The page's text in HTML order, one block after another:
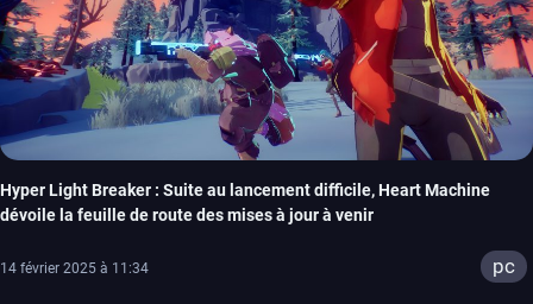
Hyper Light Breaker : Suite au lancement difficile, Heart Machine
dévoile la feuille de route des mises à jour à venir
14 février 2025 à 11:34 pc